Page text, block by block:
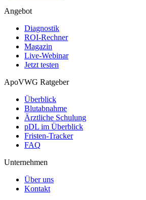
Angebot
Diagnostik
ROI-Rechner
Magazin
Live-Webinar
Jetzt testen
ApoVWG Ratgeber
Überblick
Blutabnahme
Ärztliche Schulung
pDL im Überblick
Fristen-Tracker
FAQ
Unternehmen
Über uns
Kontakt